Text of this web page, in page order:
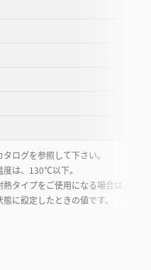
ログを参照して下さい。
は、130℃以下。
タイプをご使用になる場合は、周
に設定したときの値です。